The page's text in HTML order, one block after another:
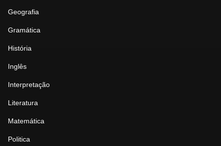
Geografia
Gramática
História
Inglês
Interpretação
Literatura
Matemática
Politica